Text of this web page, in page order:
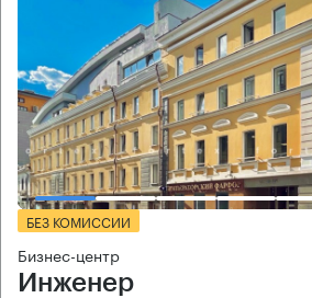
БЕЗ КОМИССИИ
Бизнес-центр
Инженер